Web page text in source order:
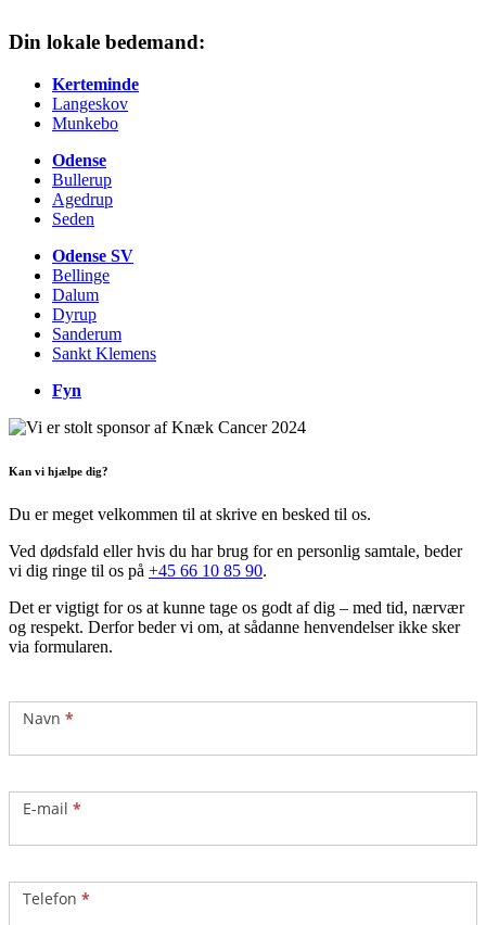
Din lokale bedemand:
Kerteminde
Langeskov
Munkebo
Odense
Bullerup
Agedrup
Seden
Odense SV
Bellinge
Dalum
Dyrup
Sanderum
Sankt Klemens
Fyn
Kan vi hjælpe dig?
Du er meget velkommen til at skrive en besked til os.
Ved dødsfald eller hvis du har brug for en personlig samtale, beder
vi dig ringe til os på +45 66 10 85 90.
Det er vigtigt for os at kunne tage os godt af dig – med tid, nærvær
og respekt. Derfor beder vi om, at sådanne henvendelser ikke sker
via formularen.
Navn *
E-mail *
Telefon *